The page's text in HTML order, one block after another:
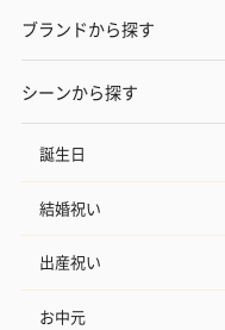
ブランドから探す
シーンから探す
誕生日
結婚祝い
出産祝い
お中元